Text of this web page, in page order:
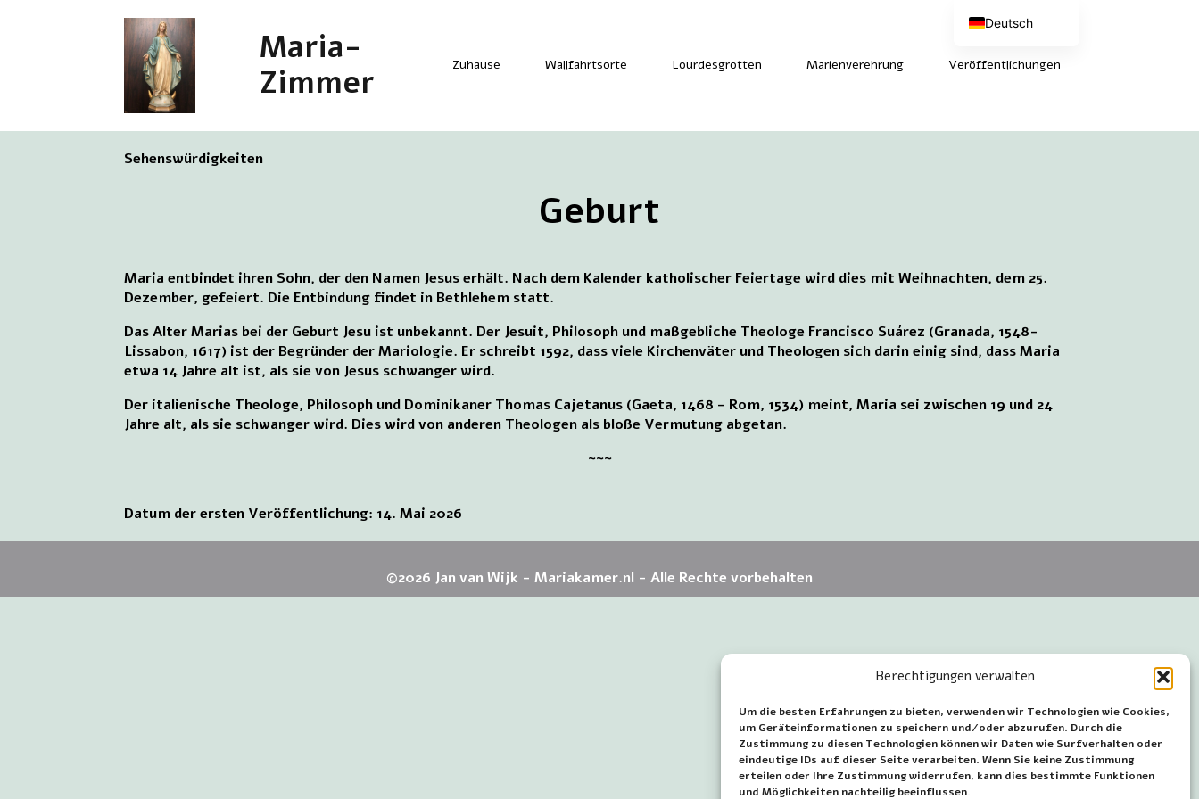
Berechtigungen verwalten
Um die besten Erfahrungen zu bieten, verwenden wir Technologien wie Cookies,
um Geräteinformationen zu speichern und/oder abzurufen. Durch die
Zustimmung zu diesen Technologien können wir Daten wie Surfverhalten oder
eindeutige IDs auf dieser Seite verarbeiten. Wenn Sie keine Zustimmung
erteilen oder Ihre Zustimmung widerrufen, kann dies bestimmte Funktionen
und Möglichkeiten nachteilig beeinflussen.
Maria-
Zimmer
Zuhause Wallfahrtsorte Lourdesgrotten Marienverehrung Veröffentlichungen
Sehenswürdigkeiten
Geburt
Maria entbindet ihren Sohn, der den Namen Jesus erhält. Nach dem Kalender katholischer Feiertage wird dies mit Weihnachten, dem 25.
Dezember, gefeiert. Die Entbindung findet in Bethlehem statt.
Das Alter Marias bei der Geburt Jesu ist unbekannt. Der Jesuit, Philosoph und maßgebliche Theologe Francisco Suárez (Granada, 1548-
Lissabon, 1617) ist der Begründer der Mariologie. Er schreibt 1592, dass viele Kirchenväter und Theologen sich darin einig sind, dass Maria
etwa 14 Jahre alt ist, als sie von Jesus schwanger wird.
Der italienische Theologe, Philosoph und Dominikaner Thomas Cajetanus (Gaeta, 1468 – Rom, 1534) meint, Maria sei zwischen 19 und 24
Jahre alt, als sie schwanger wird. Dies wird von anderen Theologen als bloße Vermutung abgetan.
~~~
Datum der ersten Veröffentlichung: 14. Mai 2026
©2026 Jan van Wijk - Mariakamer.nl - Alle Rechte vorbehalten
Deutsch
English (UK)